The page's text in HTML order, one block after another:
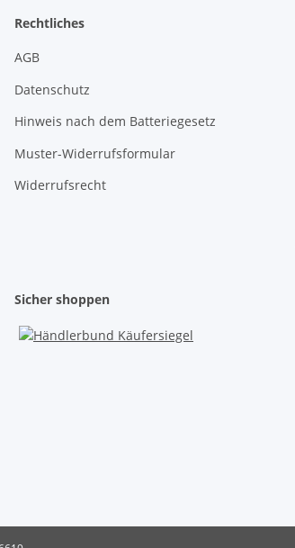
Rechtliches
AGB
Datenschutz
Hinweis nach dem Batteriegesetz
Muster-Widerrufsformular
Widerrufsrecht
Sicher shoppen